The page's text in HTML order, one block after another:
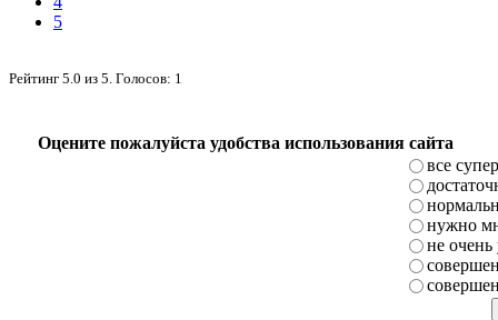
5
Рейтинг 5.0 из 5 . Голосов: 1
Оцените пожалуйста удобства использования сайта
все супер
нужно
не очень